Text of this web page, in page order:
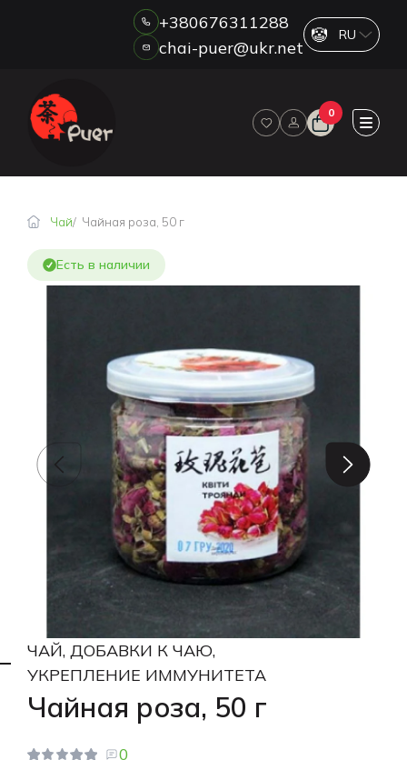
ДРОП
ОПЛАТА И ДОСТАВКА
НОВОСТИ
КОНТАКТЫ
+380676311288
chai-puer@ukr.net
0
Чай Чайная роза, 50 г
Есть в наличии
ЧАЙ, ДОБАВКИ К ЧАЮ,
УКРЕПЛЕНИЕ ИММУНИТЕТА
Чайная роза, 50 г
0